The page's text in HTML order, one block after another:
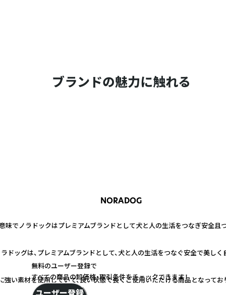
ブランドの魅力に触れる
NORADOG
でノラドックはプレミアムブランドとして犬と人の生活をつなぎ安全且
ッグは、プレミアムブランドとして、犬と人の生活をつなぐ安全で美しく
い素材を使用していて、良い状態で長くご使用いただける商品となってお
無料のユーザー登録で
すべての商品の卸価格・取引条件をチェックできます！